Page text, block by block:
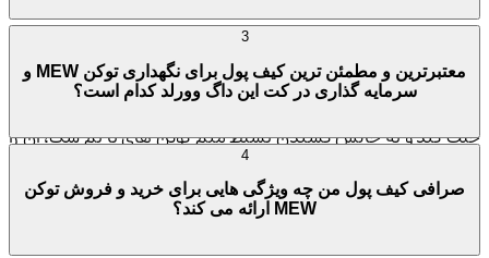
MEW به عنوان یک توکن با تم گربه، توانسته است توجه ها را به خود
جلب کند و به چالش کشیدن تسلط میم کوین های با تم سگ، آن را
به یک گزینه جذاب برای سرمایه گذاران تبدیل کرده است.
معتبرترین و مطمئن ترین کیف پول برای نگهداری توکن MEW و
سرمایه گذاری در کت این داگ وورلد کدام است؟
صرافی کیف پول من چه ویژگی هایی برای خرید و فروش توکن
MEW ارائه می کند؟